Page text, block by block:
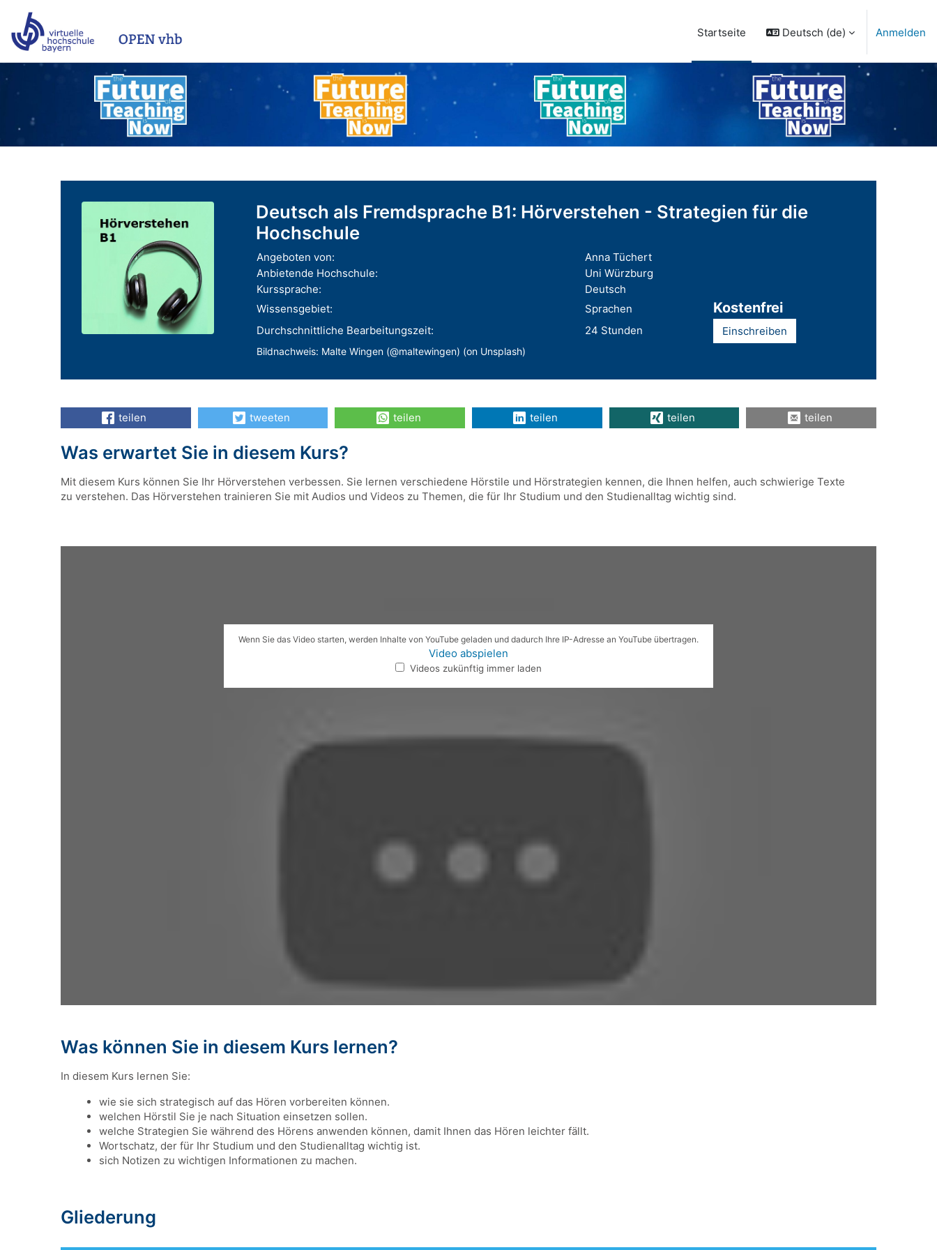
Startseite
Deutsch ‎(de)‎ Anmelden
Deutsch als Fremdsprache B1: Hörverstehen - Strategien für die
Hochschule
Angeboten von:
Anna Tüchert
Anbietende Hochschule:
Uni Würzburg
Kurssprache:
Deutsch
Wissensgebiet:
Sprachen Kostenfrei
Durchschnittliche Bearbeitungszeit: 24 Stunden Einschreiben
Bildnachweis: Malte Wingen (@maltewingen) (on Unsplash)
teilen tweeten teilen teilen teilen teilen
Was erwartet Sie in diesem Kurs?
Mit diesem Kurs können Sie Ihr Hörverstehen verbessen. Sie lernen verschiedene Hörstile und Hörstrategien kennen, die Ihnen helfen, auch schwierige Texte
zu verstehen. Das Hörverstehen trainieren Sie mit Audios und Videos zu Themen, die für Ihr Studium und den Studienalltag wichtig sind.
Wenn Sie das Video starten, werden Inhalte von YouTube geladen und dadurch Ihre IP-Adresse an YouTube übertragen.
Video abspielen
Videos zukünftig immer laden
Was können Sie in diesem Kurs lernen?
In diesem Kurs lernen Sie:
wie sie sich strategisch auf das Hören vorbereiten können.
welchen Hörstil Sie je nach Situation einsetzen sollen.
welche Strategien Sie während des Hörens anwenden können, damit Ihnen das Hören leichter fällt.
Wortschatz, der für Ihr Studium und den Studienalltag wichtig ist.
sich Notizen zu wichtigen Informationen zu machen.
Gliederung